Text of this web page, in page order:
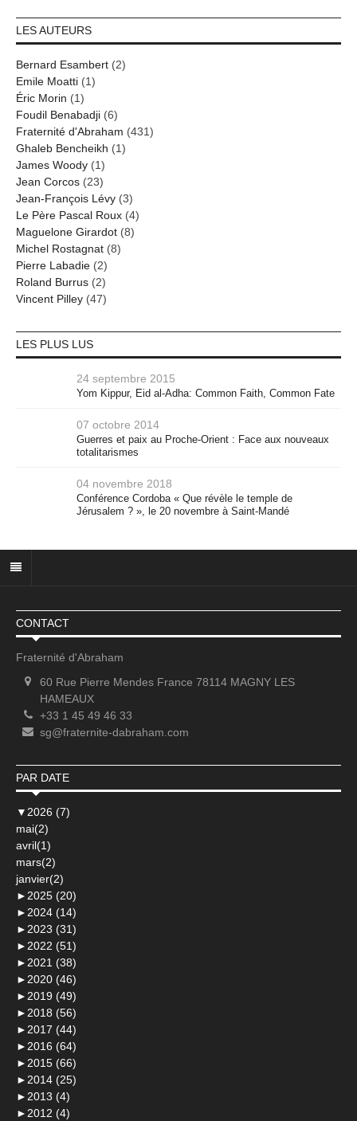
LES AUTEURS
Bernard Esambert (2)
Emile Moatti (1)
Éric Morin (1)
Foudil Benabadji (6)
Fraternité d'Abraham (431)
Ghaleb Bencheikh (1)
James Woody (1)
Jean Corcos (23)
Jean-François Lévy (3)
Le Père Pascal Roux (4)
Maguelone Girardot (8)
Michel Rostagnat (8)
Pierre Labadie (2)
Roland Burrus (2)
Vincent Pilley (47)
LES PLUS LUS
24 septembre 2015
Yom Kippur, Eid al-Adha: Common Faith, Common Fate
07 octobre 2014
Guerres et paix au Proche-Orient : Face aux nouveaux
totalitarismes
04 novembre 2018
Conférence Cordoba « Que révèle le temple de
Jérusalem ? », le 20 novembre à Saint-Mandé
CONTACT
Fraternité d'Abraham
60 Rue Pierre Mendes France 78114 MAGNY LES
HAMEAUX
+33 1 45 49 46 33
sg@fraternite-dabraham.com
PAR DATE
▼ 2026 (7)
mai(2)
avril(1)
mars(2)
janvier(2)
► 2025 (20)
► 2024 (14)
► 2023 (31)
► 2022 (51)
► 2021 (38)
► 2020 (46)
► 2019 (49)
► 2018 (56)
► 2017 (44)
► 2016 (64)
► 2015 (66)
► 2014 (25)
► 2013 (4)
► 2012 (4)